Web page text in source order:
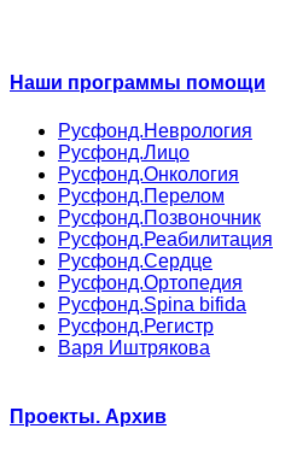
Наши программы помощи
Русфонд.Неврология
Русфонд.Лицо
Русфонд.Онкология
Русфонд.Перелом
Русфонд.Позвоночник
Русфонд.Реабилитация
Русфонд.Сердце
Русфонд.Ортопедия
Русфонд.Spina bifida
Русфонд.Регистр
Варя Иштрякова
Проекты. Архив